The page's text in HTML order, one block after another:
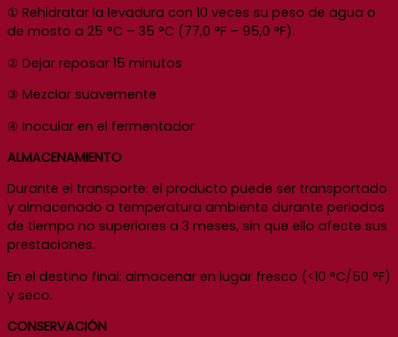
① Rehidratar la levadura con 10 veces su peso de agua o
de mosto a 25 °C – 35 °C (77,0 °F – 95,0 °F).
② Dejar reposar 15 minutos
③ Mezclar suavemente
④ Inocular en el fermentador
ALMACENAMIENTO
Durante el transporte: el producto puede ser transportado
y almacenado a temperatura ambiente durante periodos
de tiempo no superiores a 3 meses, sin que ello afecte sus
prestaciones.
En el destino final: almacenar en lugar fresco (<10 °C/50 °F)
y seco.
CONSERVACIÓN